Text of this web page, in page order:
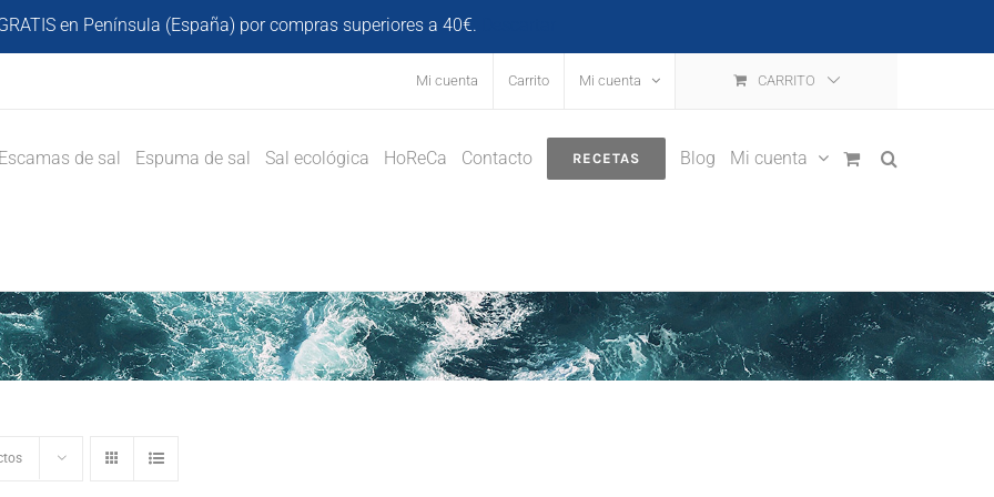
en Península (España) por compras superiores a 40€.
Mi cuenta Carrito Mi cuenta CARRITO
Escamas de sal Espuma de sal Sal ecológica HoReCa Contacto RECETAS Blog Mi cuenta